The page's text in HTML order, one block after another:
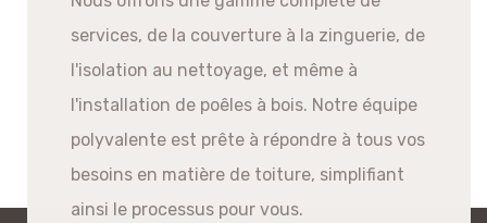
services, de la couverture à la zinguerie, de
l'isolation au nettoyage, et même à
l'installation de poêles à bois. Notre équipe
polyvalente est prête à répondre à tous vos
besoins en matière de toiture, simplifiant
ainsi le processus pour vous.